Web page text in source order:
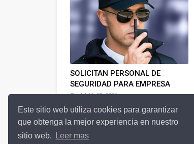
Este sitio web utiliza cookies para garantizar
que obtenga la mejor experiencia en nuestro
sitio web.
Leer mas
SOLICITAN PERSONAL DE
SEGURIDAD PARA EMPRESA
JUNIO 07, 2026